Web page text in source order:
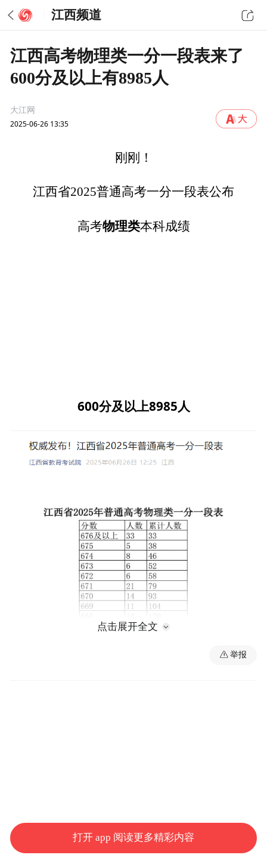
江西频道
江西高考物理类一分一段表来了
600分及以上有8985人
大江网
2025-06-26 13:35
刚刚！
江西省2025普通高考一分一段表公布
高考物理类本科成绩
600分及以上8985人
点击展开全文
举报
打开 app 阅读更多精彩内容